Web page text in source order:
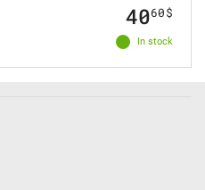
In stock
4060$